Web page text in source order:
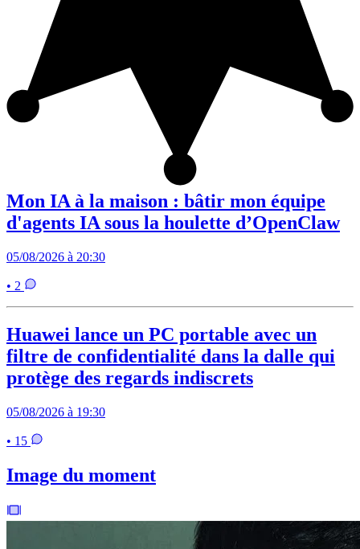
Mon IA à la maison : bâtir mon équipe
d'agents IA sous la houlette d’OpenClaw
05/08/2026 à 20:30
• 2
Huawei lance un PC portable avec un
filtre de confidentialité dans la dalle qui
protège des regards indiscrets
05/08/2026 à 19:30
• 15
Image du moment